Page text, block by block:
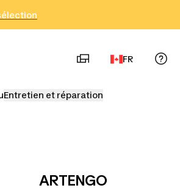
FR
Entretien et réparation
ARTENGO